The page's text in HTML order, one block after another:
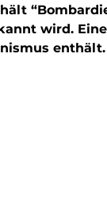
wird.
enthält.